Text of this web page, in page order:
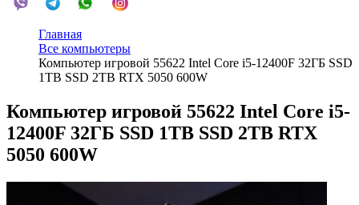
Главная
Все компьютеры
Компьютер игровой 55622 Intel Core i5-12400F 32ГБ SSD
1TB SSD 2TB RTX 5050 600W
Компьютер игровой 55622 Intel Core i5-
12400F 32ГБ SSD 1TB SSD 2TB RTX
5050 600W